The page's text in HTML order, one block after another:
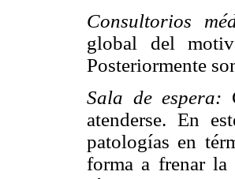
Consultorios
global del
Posteriormente
Sala de espera:
atenderse. En
patologías en
forma a frenar la